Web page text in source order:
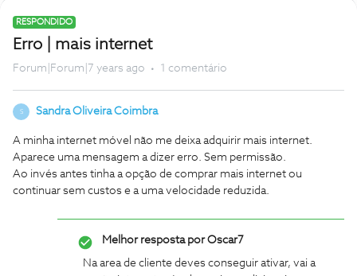
RESPONDIDO
Erro | mais internet
Forum|Forum|7 years ago 1 comentário
S Sandra Oliveira Coimbra
A minha internet móvel não me deixa adquirir mais internet.
Aparece uma mensagem a dizer erro. Sem permissão.
Ao invés antes tinha a opção de comprar mais internet ou
continuar sem custos e a uma velocidade reduzida.
Melhor resposta porOscar7
Na area de cliente deves conseguir ativar, vai a